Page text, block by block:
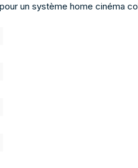
un système home cinéma